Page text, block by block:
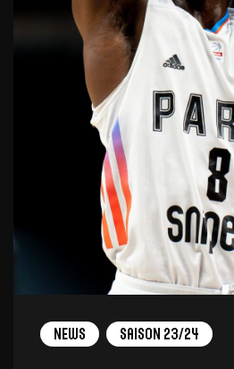
News Saison 23/24